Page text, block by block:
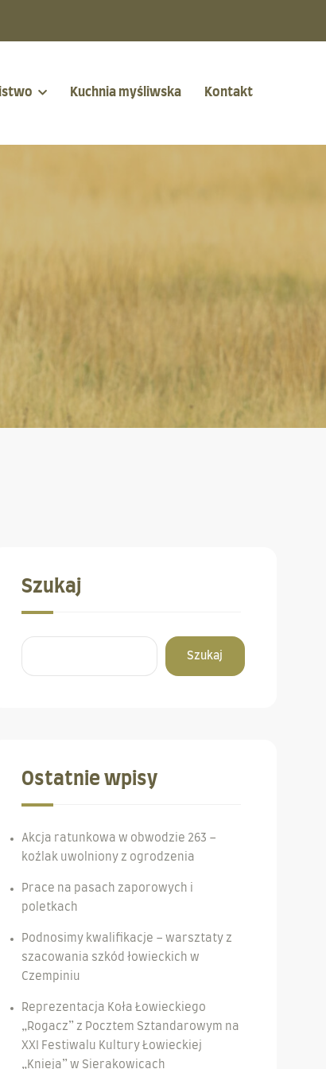
Kuchnia myśliwska Kontakt
Szukaj
Szukaj
Ostatnie wpisy
Akcja ratunkowa w obwodzie 263 –
koźlak uwolniony z ogrodzenia
Prace na pasach zaporowych i
poletkach
Podnosimy kwalifikacje – warsztaty z
szacowania szkód łowieckich w
Czempiniu
Reprezentacja Koła Łowieckiego
„Rogacz” z Pocztem Sztandarowym na
XXI Festiwalu Kultury Łowieckiej
„Knieja” w Sierakowicach